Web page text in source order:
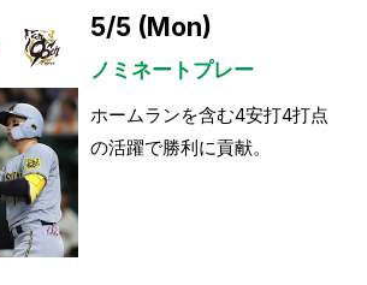
5/5 (Mon)
ノミネートプレー
ホームランを含む4安打4打点
の活躍で勝利に貢献。